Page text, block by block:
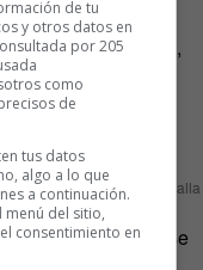
A la derecha,
que envían la
A la derecha, la
el cerebro, se
de tu
y otros datos en
por 205
como
de
tus datos
algo a lo que
a continuación.
menú del sitio,
consentimiento en